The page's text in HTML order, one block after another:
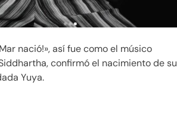
nació!», así fue como el músico
confirmó el nacimiento de su
Yuya.